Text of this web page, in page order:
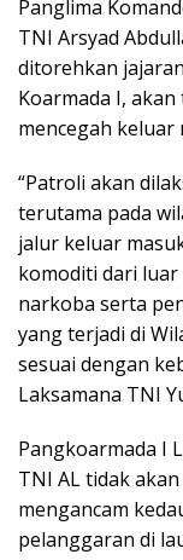
Panglima
TNI Arsyad
ditorehkan
Koarmada I,
mencegah keluar
“Patroli akan
terutama pada
jalur keluar
komoditi dari
narkoba serta
yang terjadi di
sesuai dengan
Laksamana TNI
Pangkoarmada I
TNI AL tidak
mengancam
pelanggaran di